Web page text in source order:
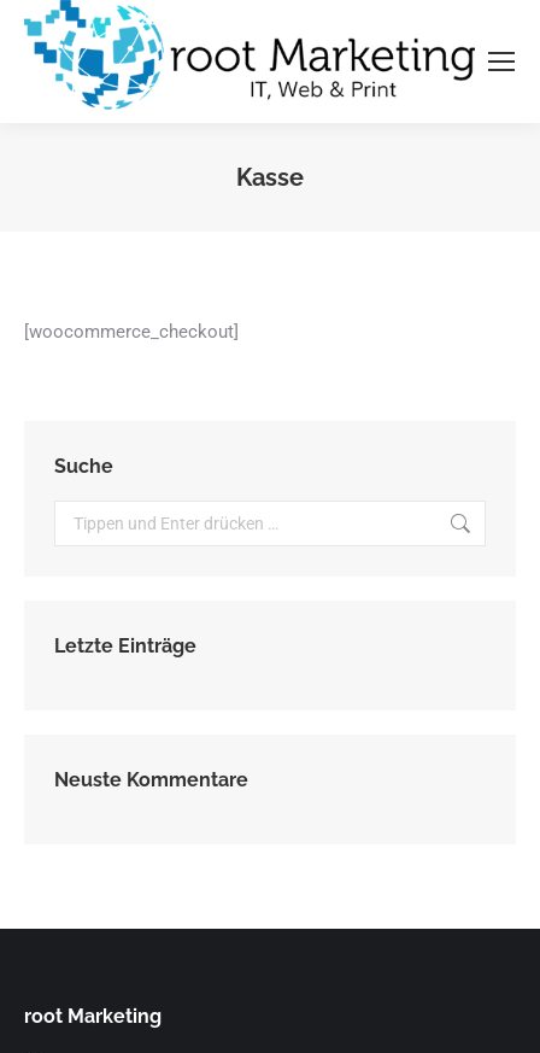
Kasse
[woocommerce_checkout]
Suche
Search:
Letzte Einträge
Neuste Kommentare
root Marketing